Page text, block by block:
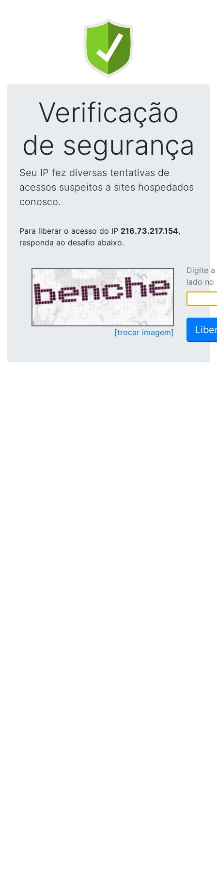
Verificação
de segurança
Seu IP fez diversas tentativas de
acessos suspeitos a sites hospedados
conosco.
Para liberar o acesso do IP 216.73.217.154,
responda ao desafio abaixo.
[trocar imagem]
Digite
lado no